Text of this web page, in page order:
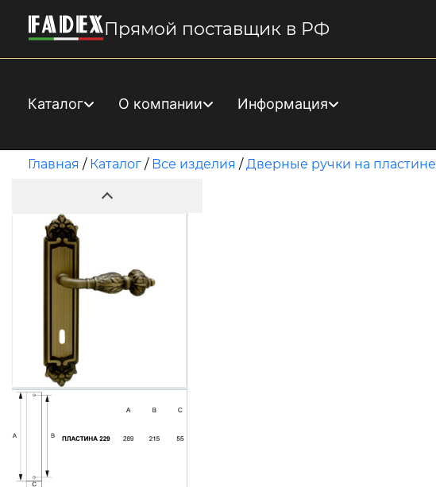
Прямой поставщик в РФ
Каталог О компании Информация
Главная / Каталог / Все изделия /Дверные ручки на пластине